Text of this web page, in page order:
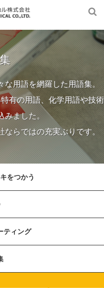
用語を網羅した用語集。
有の用語、化学用語や技術
みました。
らではの充実ぶりです。
をつかう
ティング